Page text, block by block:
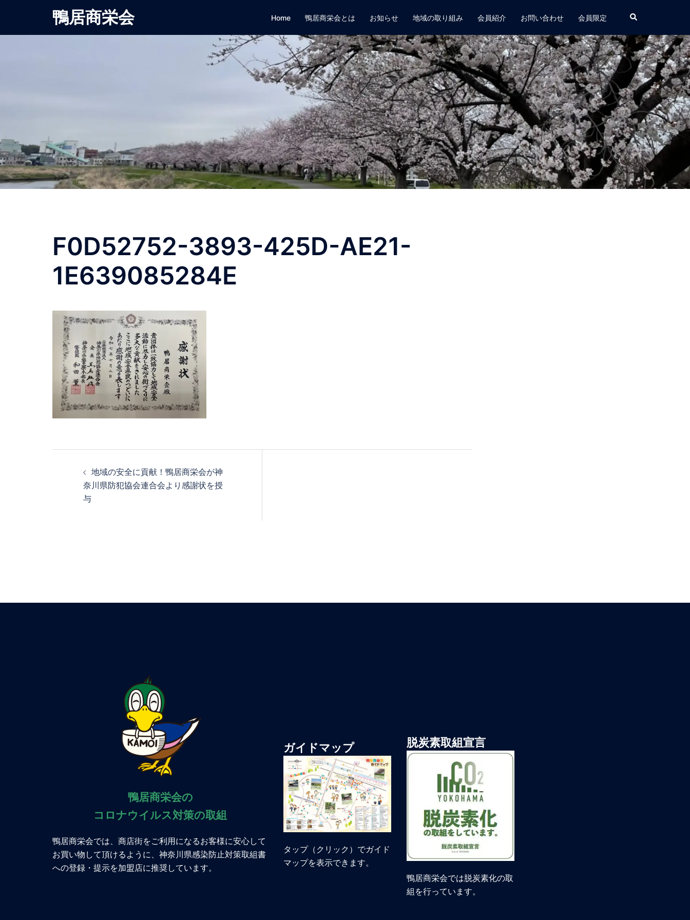
鴨居商栄会 Home 鴨居商栄会とは お知らせ 地域の取り組み 会員紹介 お問い合わせ 会員限定
F0D52752-3893-425D-AE21-
1E639085284E
地域の安全に貢献！鴨居商栄会が神
奈川県防犯協会連合会より感謝状を授
与
鴨居商栄会の
コロナウイルス対策の取組
鴨居商栄会では、商店街をご利用になるお客様に安心して
お買い物して頂けるように、神奈川県感染防止対策取組書
への登録・提示を加盟店に推奨しています。
ガイドマップ
タップ（クリック）でガイド
マップを表示できます。
脱炭素取組宣言
鴨居商栄会では脱炭素化の取
組を行っています。